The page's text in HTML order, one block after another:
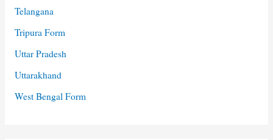
Telangana
Tripura Form
Uttar Pradesh
Uttarakhand
West Bengal Form